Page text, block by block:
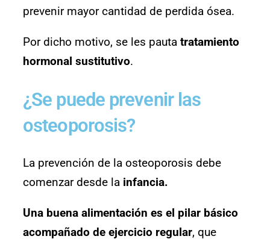
prevenir mayor cantidad de perdida ósea.
Por dicho motivo, se les pauta tratamiento
hormonal sustitutivo.
¿Se puede prevenir las
osteoporosis?
La prevención de la osteoporosis debe
comenzar desde la infancia.
Una buena alimentación es el pilar básico
acompañado de ejercicio regular, que